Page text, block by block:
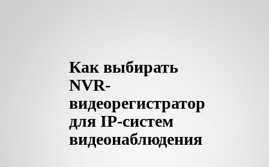
Как выбирать
NVR-
видеорегистратор
для IP-систем
видеонаблюдения